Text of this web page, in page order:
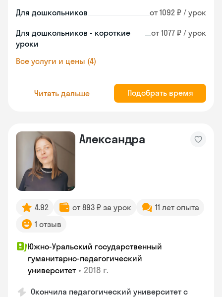
Для дошкольников от 1092 ₽ / урок
Для дошкольников - короткие
уроки
от 1077 ₽ / урок
Все услуги и цены (4)
Читать дальше Подобрать время
Александра
4.92 от 893 ₽ за урок
11 лет опыта
1 отзыв
Южно-Уральский государственный
гуманитарно-педагогический
университет • 2018 г.
Окончила педагогический университет с